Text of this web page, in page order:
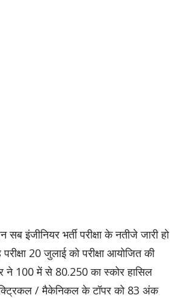
इंजीनियर भर्ती परीक्षा के नतीजे जारी हो
20 जुलाई को परीक्षा आयोजित की
ने 100 में से 80.250 का स्कोर हासिल
/ मैकेनिकल के टॉपर को 83 अंक